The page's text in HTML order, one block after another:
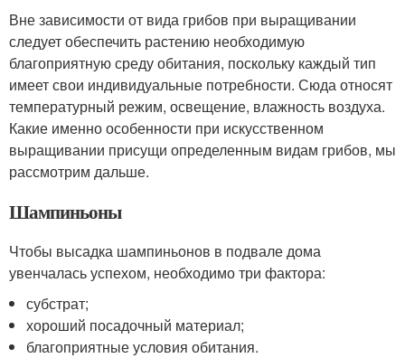
Вне зависимости от вида грибов при выращивании
следует обеспечить растению необходимую
благоприятную среду обитания, поскольку каждый тип
имеет свои индивидуальные потребности. Сюда относят
температурный режим, освещение, влажность воздуха.
Какие именно особенности при искусственном
выращивании присущи определенным видам грибов, мы
рассмотрим дальше.
Шампиньоны
Чтобы высадка шампиньонов в подвале дома
увенчалась успехом, необходимо три фактора:
субстрат;
хороший посадочный материал;
благоприятные условия обитания.